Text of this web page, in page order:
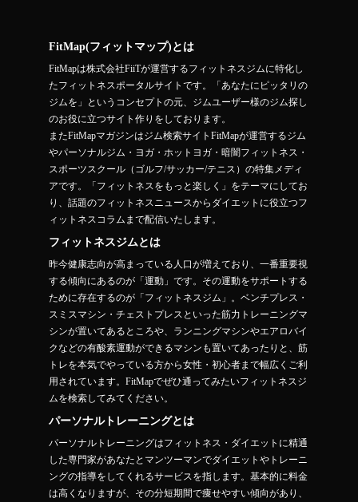
FitMap(フィットマップ)とは
FitMapは株式会社FiiTが運営するフィットネスジムに特化し
たフィットネスポータルサイトです。「あなたにピッタリの
ジムを」というコンセプトの元、ジムユーザー様のジム探し
のお役に立つサイト作りをしております。
またFitMapマガジンはジム検索サイトFitMapが運営するジム
やパーソナルジム・ヨガ・ホットヨガ・暗闇フィットネス・
スポーツスクール（ゴルフ/サッカー/テニス）の特集メディ
アです。「フィットネスをもっと楽しく」をテーマにしてお
り、話題のフィットネスニュースからダイエットに役立つフ
ィットネスコラムまで配信いたします。
フィットネスジムとは
昨今健康志向が高まっている人口が増えており、一番重要視
する傾向にあるのが「運動」です。その運動をサポートする
ために存在するのが「フィットネスジム」。ベンチプレス・
スミスマシン・チェストプレスといった筋力トレーニングマ
シンが置いてあるところや、ランニングマシンやエアロバイ
クなどの有酸素運動ができるマシンも置いてあったりと、筋
トレを本気でやっている方から女性・初心者まで幅広くご利
用されています。FitMapでぜひ通ってみたいフィットネスジ
ムを検索してみてください。
パーソナルトレーニングとは
パーソナルトレーニングはフィットネス・ダイエットに精通
した専門家があなたとマンツーマンでダイエットやトレーニ
ングの指導をしてくれるサービスを指します。基本的に料金
は高くなりますが、その分短期間で痩せやすい傾向があり、